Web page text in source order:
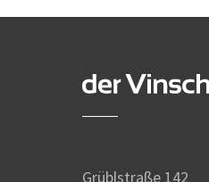
Grüblstraße 142